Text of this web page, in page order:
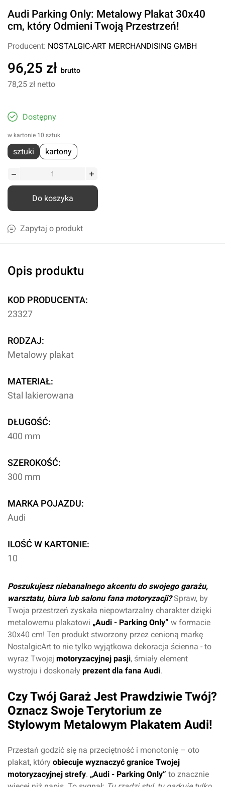
Audi Parking Only: Metalowy Plakat 30x40
cm, który Odmieni Twoją Przestrzeń!
Producent: NOSTALGIC-ART MERCHANDISING GMBH
96,25 zł brutto
78,25 zł netto
Dostępny
w kartonie 10 sztuk
sztuki kartony
Do koszyka
Zapytaj o produkt
Opis produktu
KOD PRODUCENTA:
23327
RODZAJ:
Metalowy plakat
MATERIAŁ:
Stal lakierowana
DŁUGOŚĆ:
400 mm
SZEROKOŚĆ:
300 mm
MARKA POJAZDU:
Audi
ILOŚĆ W KARTONIE:
10
Poszukujesz niebanalnego akcentu do swojego garażu,
warsztatu, biura lub salonu fana motoryzacji?Spraw, by
Twoja przestrzeń zyskała niepowtarzalny charakter dzięki
metalowemu plakatowi „Audi - Parking Only” w formacie
30x40 cm! Ten produkt stworzony przez cenioną markę
NostalgicArt to nie tylko wyjątkowa dekoracja ścienna - to
wyraz Twojej motoryzacyjnej pasji, śmiały element
wystroju i doskonały prezent dla fana Audi.
Czy Twój Garaż Jest Prawdziwie Twój?
Oznacz Swoje Terytorium ze
Stylowym Metalowym Plakatem Audi!
Przestań godzić się na przeciętność i monotonię – oto
plakat, który obiecuje wyznaczyć granice Twojej
motoryzacyjnej strefy. „Audi - Parking Only” to znacznie